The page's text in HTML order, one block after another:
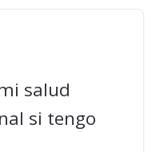
salud
si tengo